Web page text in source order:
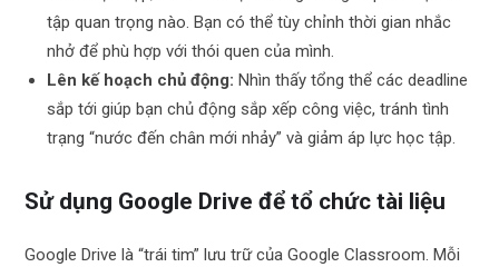
tập quan trọng nào. Bạn có thể tùy chỉnh thời gian nhắc
nhở để phù hợp với thói quen của mình.
Lên kế hoạch chủ động: Nhìn thấy tổng thể các deadline
sắp tới giúp bạn chủ động sắp xếp công việc, tránh tình
trạng “nước đến chân mới nhảy” và giảm áp lực học tập.
Sử dụng Google Drive để tổ chức tài liệu
Google Drive là “trái tim” lưu trữ của Google Classroom. Mỗi